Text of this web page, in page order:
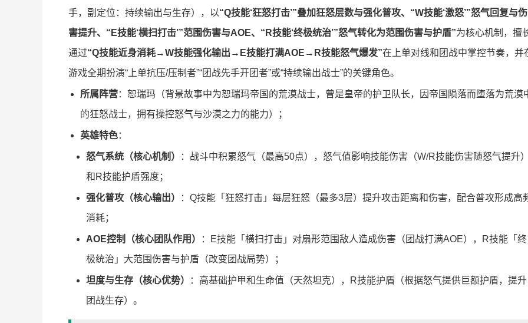
手，副定位：持续输出与生存），以“Q技能‘狂怒打击’”叠加狂怒层数与强化普攻、“W技能‘激怒’”怒气回复与伤
害提升、“E技能‘横扫打击’”范围伤害与AOE、“R技能‘终极统治’”怒气转化为范围伤害与护盾”为核心机制，擅
通过“Q技能近身消耗→W技能强化输出→E技能打满AOE→R技能怒气爆发”在上单对线和团战中掌控节奏，并
游戏全期扮演“上单抗压/压制者”“团战先手开团者”或“持续输出战士”的关键角色。
所属阵营：恕瑞玛（背景故事中为恕瑞玛帝国的荒漠战士，曾是皇帝的护卫队长，因帝国陨落而堕落为荒漠
的狂怒战士，拥有操控怒气与沙漠之力的能力）；
英雄特色：
怒气系统（核心机制）
：战斗中积累怒气（最高50点），怒气值影响技能伤害（W/R技能伤害随怒气提升
和R技能护盾强度；
强化普攻（核心输出）
：Q技能「狂怒打击」每层狂怒（最多3层）提升攻击距离和伤害，配合普攻形成高
消耗；
AOE控制（核心团队作用）
：E技能「横扫打击」对扇形范围敌人造成伤害（团战打满AOE），R技能「终
极统治」大范围伤害与护盾（改变团战局势）；
坦度与生存（核心优势）
：高基础护甲和生命值（天然坦克），R技能护盾（根据怒气提供巨额护盾，提升
团战生存）。